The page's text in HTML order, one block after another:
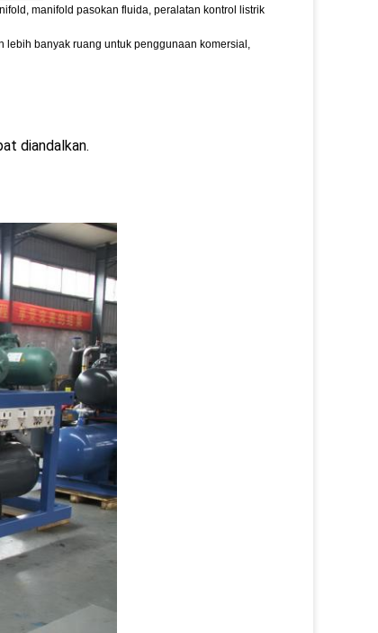
manifold pasokan fluida, peralatan kontrol listrik
lebih banyak ruang untuk penggunaan komersial,
diandalkan.